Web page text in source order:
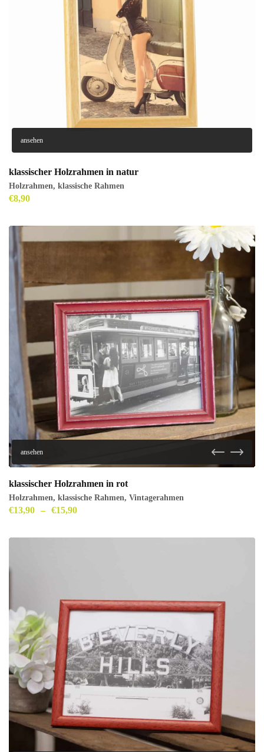
ansehen
klassischer Holzrahmen in natur
Holzrahmen, klassische Rahmen
€8,90
ansehen
klassischer Holzrahmen in rot
Holzrahmen, klassische Rahmen, Vintagerahmen
€13,90 – €15,90